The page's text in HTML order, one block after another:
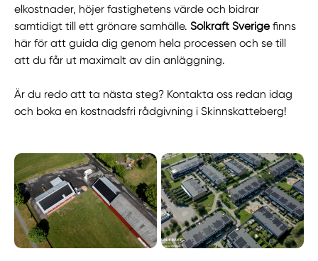
elkostnader, höjer fastighetens värde och bidrar
samtidigt till ett grönare samhälle.Solkraft Sverigefinns
här för att guida dig genom hela processen och se till
att du får ut maximalt av din anläggning.
Är du redo att ta nästa steg? Kontakta oss redan idag
och boka en kostnadsfri rådgivning i Skinnskatteberg!